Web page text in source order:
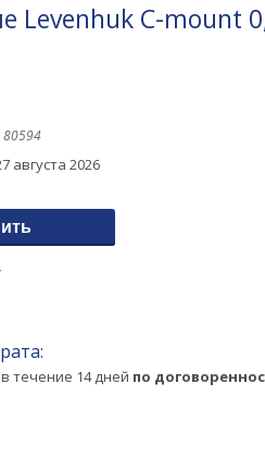
Levenhuk C-mount
80594
августа 2026
течение 14 дней по